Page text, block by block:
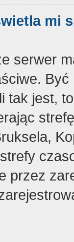
mi
serwer
tak jest,
przez